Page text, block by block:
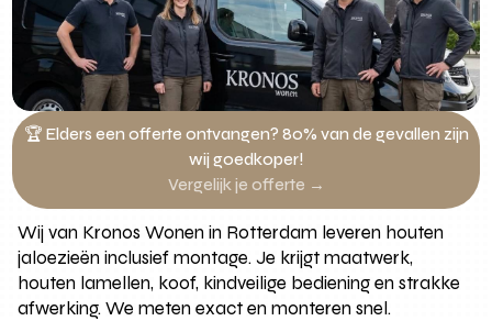
🏆 Elders een offerte ontvangen? 80% van de gevallen zijn
wij goedkoper!
Vergelijk je offerte →
Wij van Kronos Wonen in Rotterdam leveren houten
jaloezieën inclusief montage. Je krijgt maatwerk,
houten lamellen, koof, kindveilige bediening en strakke
afwerking. We meten exact en monteren snel.